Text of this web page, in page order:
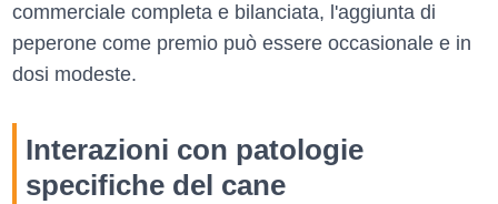
commerciale completa e bilanciata, l'aggiunta di
peperone come premio può essere occasionale e in
dosi modeste.
Interazioni con patologie
specifiche del cane